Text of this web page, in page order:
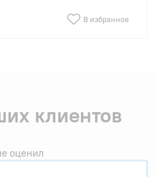
В избранное
клиентов
оценил